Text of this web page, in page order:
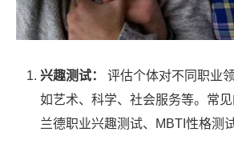
兴趣测试：
评估个体对不同职业
如艺术、科学、社会服务等。常
兰德职业兴趣测试、MBTI性格测试